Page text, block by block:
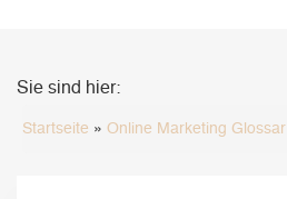
Sie sind hier:
Startseite » Online Marketing Glossar